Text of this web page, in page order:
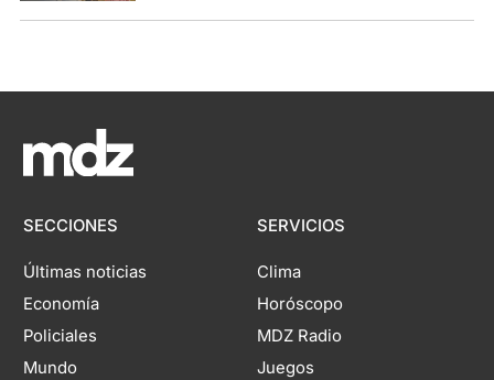
SECCIONES
Últimas noticias
Economía
Policiales
Mundo
SERVICIOS
Clima
Horóscopo
MDZ Radio
Juegos